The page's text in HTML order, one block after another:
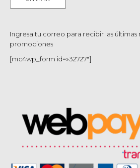
Ingresa tu correo para recibir las últimas
promociones
[mc4wp_form id=»32727″]